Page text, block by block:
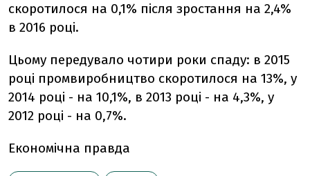
скоротилося на 0,1% після зростання на 2,4%
в 2016 році.
Цьому передувало чотири роки спаду: в 2015
році промвиробництво скоротилося на 13%, у
2014 році - на 10,1%, в 2013 році - на 4,3%, у
2012 році - на 0,7%.
Економічна правда